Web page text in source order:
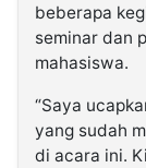
beberapa
seminar dan
mahasiswa.
“Saya
yang sudah
di acara ini.